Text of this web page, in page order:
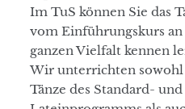
Im TuS können Sie das
vom Einführungskurs
ganzen Vielfalt kennen
Wir unterrichten sowohl
Tänze des Standard- und